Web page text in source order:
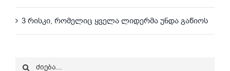
3 რისკი, რომელიც ყველა ლიდერმა უნდა გაწიოს
Search